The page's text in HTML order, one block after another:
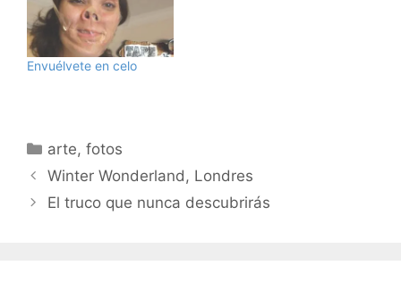
Envuélvete en celo
Categorías
arte,fotos
Winter Wonderland, Londres
El truco que nunca descubrirás